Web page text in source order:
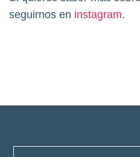
seguirnos en instagram.